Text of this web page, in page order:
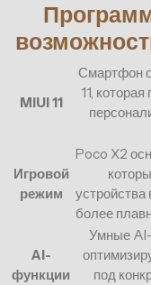
MIUI 11
Смартфон
11,
Игровой
режим
Poco X2
устройства
более
AI-
функции
Умные
под